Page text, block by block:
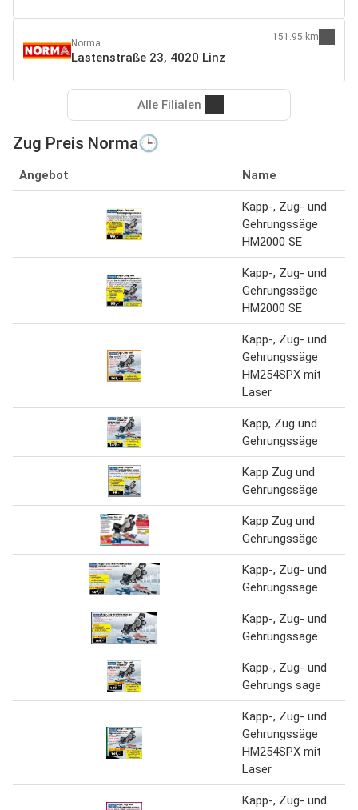
Norma
Lastenstraße 23, 4020 Linz
151.95 km
Alle Filialen
Zug Preis Norma🕒
Angebot Name
Kapp-, Zug- und
Gehrungssäge
HM2000 SE
Kapp-, Zug- und
Gehrungssäge
HM2000 SE
Kapp-, Zug- und
Gehrungssäge
HM254SPX mit
Laser
Kapp, Zug und
Gehrungssäge
Kapp Zug und
Gehrungssäge
Kapp Zug und
Gehrungssäge
Kapp-, Zug- und
Gehrungssäge
Kapp-, Zug- und
Gehrungssäge
Kapp-, Zug- und
Gehrungs sage
Kapp-, Zug- und
Gehrungssäge
HM254SPX mit
Laser
Kapp-, Zug- und